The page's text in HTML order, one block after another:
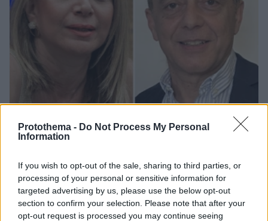
Protothema - Do Not Process My Personal
Information
If you wish to opt-out of the sale, sharing to third parties, or
processing of your personal or sensitive information for
targeted advertising by us, please use the below opt-out
section to confirm your selection. Please note that after your
opt-out request is processed you may continue seeing
Εγκαταλείπει το κόμμα Καρυστιανού και ο
επιχειρηματίας Νίκος Μπρουτζάκης: Καταγγέλλει
08.08.2026, 18:48